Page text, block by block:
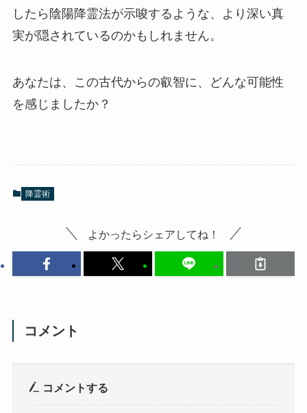
したら陰陽降霊法が示唆するような、より深い真
実が隠されているのかもしれません。
あなたは、この古代からの叡智に、どんな可能性
を感じましたか？
降霊術
よかったらシェアしてね！
コメント
コメントする